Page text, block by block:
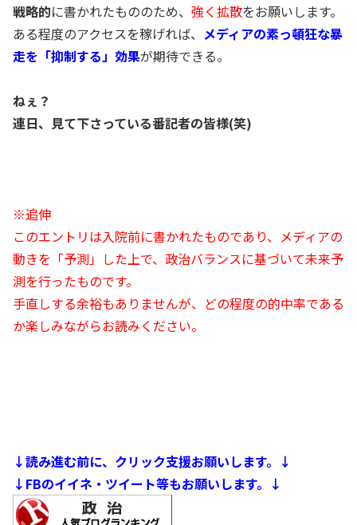
戦略的に書かれたもののため、 強く拡散をお願いします。
ある程度のアクセスを稼げれば、 メディアの素っ頓狂な暴
走を「抑制する」効果が期待できる。
ねぇ？
連日、見て下さっている番記者の皆様(笑)
※追伸
このエントリは入院前に書かれたものであり、メディアの
動きを「予測」した上で、政治バランスに基づいて未来予
測を行ったものです。
手直しする余裕もありませんが、どの程度の的中率である
か楽しみながらお読みください。
↓読み進む前に、クリック支援お願いします。↓
↓FBのイイネ・ツイート等もお願いします。↓